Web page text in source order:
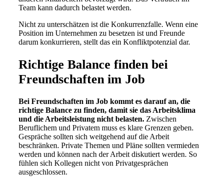
Team kann dadurch belastet werden.
Nicht zu unterschätzen ist die Konkurrenzfalle. Wenn eine
Position im Unternehmen zu besetzen ist und Freunde
darum konkurrieren, stellt das ein Konfliktpotenzial dar.
Richtige Balance finden bei
Freundschaften im Job
Bei Freundschaften im Job kommt es darauf an, die
richtige Balance zu finden, damit sie das Arbeitsklima
und die Arbeitsleistung nicht belasten. Zwischen
Beruflichem und Privatem muss es klare Grenzen geben.
Gespräche sollten sich weitgehend auf die Arbeit
beschränken. Private Themen und Pläne sollten vermieden
werden und können nach der Arbeit diskutiert werden. So
fühlen sich Kollegen nicht von Privatgesprächen
ausgeschlossen.